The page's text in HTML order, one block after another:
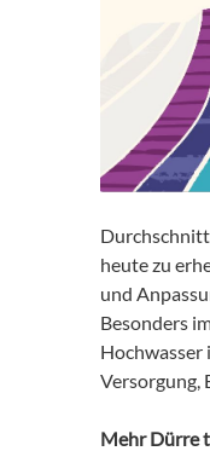
heute zu
und
Besonders
Versorgung,
Mehr Dürre